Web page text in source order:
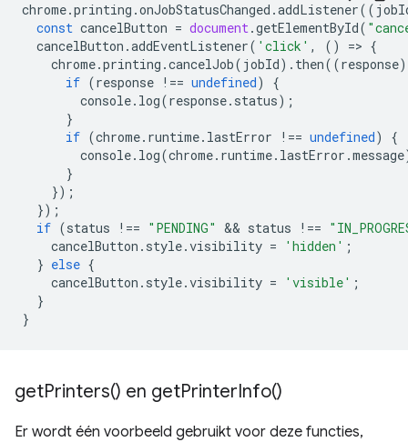
chrome.printing .onJobStatusChanged .addListener((
const cancelButton = document.getElementById(
cancelButton .addEventListener( 'click' , () => {
chrome.printing .cancelJob( jobId). then((response)
if (response !== undefined)
{
console. log(response. status);
}
if (chrome. runtime. lastError !== undefined)
{
console. log(chrome. runtime. lastError .message
}
});
});
if (status !== "PENDING" && status !==
cancelButton . style.visibility = 'hidden' ;
} else {
cancelButton . style.visibility = 'visible' ;
}
}
getPrinters() en getPrinterInfo()
Er wordt één voorbeeld gebruikt voor deze functies,